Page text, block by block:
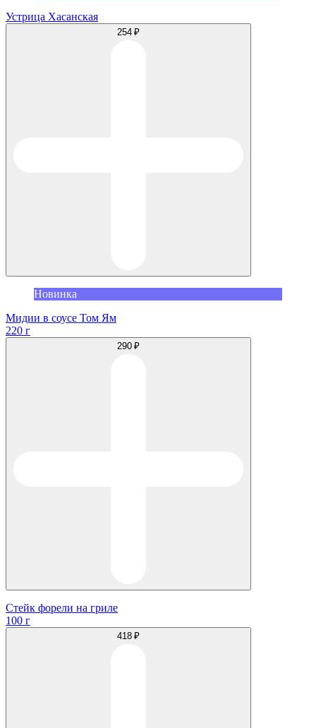
Устрица Хасанская
254 ₽
Новинка
Мидии в соусе Том Ям
220 г
290 ₽
Стейк форели на гриле
100 г
418 ₽